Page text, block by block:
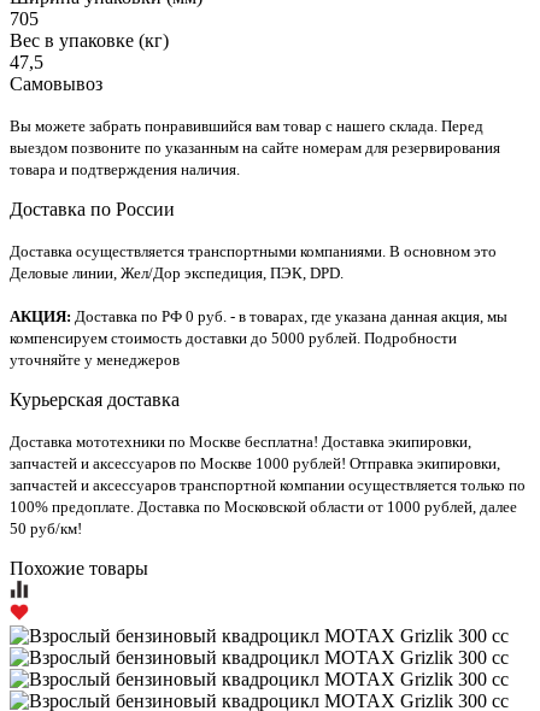
705
Вес в упаковке (кг)
47,5
Самовывоз
Вы можете забрать понравившийся вам товар с нашего склада. Перед
выездом позвоните по указанным на сайте номерам для резервирования
товара и подтверждения наличия.
Доставка по России
Доставка осуществляется транспортными компаниями. В основном это
Деловые линии, Жел/Дор экспедиция, ПЭК, DPD.
АКЦИЯ: Доставка по РФ 0 руб. - в товарах, где указана данная акция, мы
компенсируем стоимость доставки до 5000 рублей. Подробности
уточняйте у менеджеров
Курьерская доставка
Доставка мототехники по Москве бесплатна! Доставка экипировки,
запчастей и аксессуаров по Москве 1000 рублей! Отправка экипировки,
запчастей и аксессуаров транспортной компании осуществляется только по
100% предоплате. Доставка по Московской области от 1000 рублей, далее
50 руб/км!
Похожие товары